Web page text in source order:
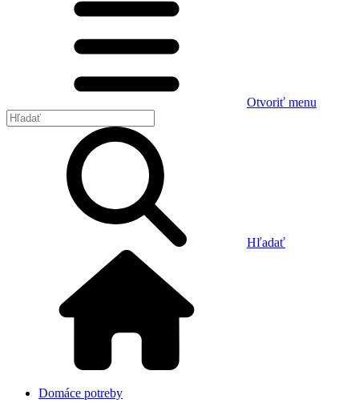
Otvoriť menu
Hľadať
Domáce potreby